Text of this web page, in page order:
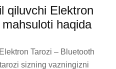
qiluvchi Elektron
haqida
Tarozi – Bluetooth
sizning vazningizni